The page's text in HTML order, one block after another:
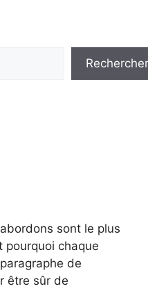
Rechercher
sont le plus
pourquoi chaque
de
être sûr de